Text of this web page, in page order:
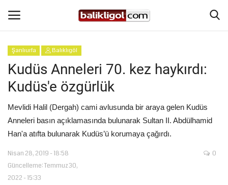
Giriş Yap
Anasayfa
Köşe Yazıları
Şanlıurfa
Şanlıurfa Balıklıgöl
Kudüs Anneleri 70. kez haykırdı:
Kudüs'e özgürlük
Mevlidi Halil (Dergah) cami avlusunda bir araya gelen Kudüs
Anneleri basın açıklamasında bulunarak Sultan II. Abdülhamid
Han'a atıfta bulunarak Kudüs’ü korumaya çağırdı.
Nisan 28, 2019 - 18:58
Güncelleme: Temmuz 30,
2022 - 15:33
0